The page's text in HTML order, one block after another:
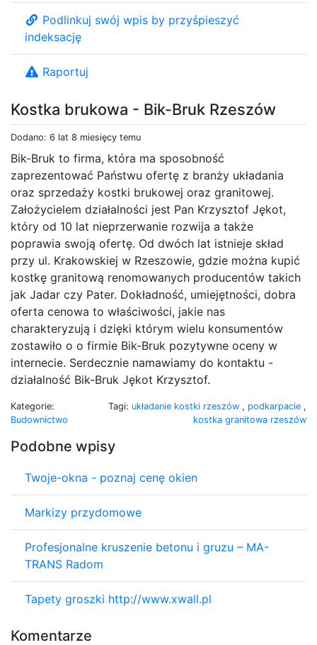
Kostka brukowa - Bik-Bruk Rzeszów
Dodano: 6 lat 8 miesięcy temu
Bik-Bruk to firma, która ma sposobność
zaprezentować Państwu ofertę z branży układania
oraz sprzedaży kostki brukowej oraz granitowej.
Założycielem działalności jest Pan Krzysztof Jękot,
który od 10 lat nieprzerwanie rozwija a także
poprawia swoją ofertę. Od dwóch lat istnieje skład
przy ul. Krakowskiej w Rzeszowie, gdzie można kupić
kostkę granitową renomowanych producentów takich
jak Jadar czy Pater. Dokładność, umiejętności, dobra
oferta cenowa to właściwości, jakie nas
charakteryzują i dzięki którym wielu konsumentów
zostawiło o o firmie Bik-Bruk pozytywne oceny w
internecie. Serdecznie namawiamy do kontaktu -
działalność Bik-Bruk Jękot Krzysztof.
Kategorie:
Budownictwo
Tagi: układanie kostki rzeszów , podkarpacie ,
kostka granitowa rzeszów
Podobne wpisy
Twoje-okna - poznaj cenę okien
Markizy przydomowe
Profesjonalne kruszenie betonu i gruzu – MA-
TRANS Radom
Tapety groszki http://www.xwall.pl
Komentarze
Podlinkuj swój wpis by przyśpieszyć
indeksację
Raportuj